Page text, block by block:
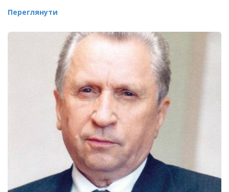
Переглянути